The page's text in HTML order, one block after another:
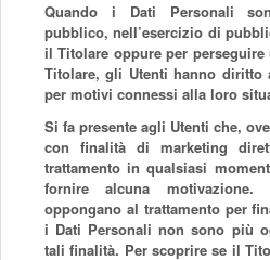
Quando i Dati Personali
pubblico, nell’esercizio di
il Titolare oppure per
Titolare, gli Utenti hanno diritto
per motivi connessi alla loro
Si fa presente agli Utenti che,
con finalità di marketing
trattamento in qualsiasi
fornire alcuna
oppongano al trattamento per
i Dati Personali non sono più
tali finalità. Per scoprire se il